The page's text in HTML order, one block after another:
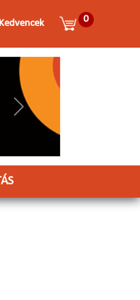
Kedvencek 0
Következő